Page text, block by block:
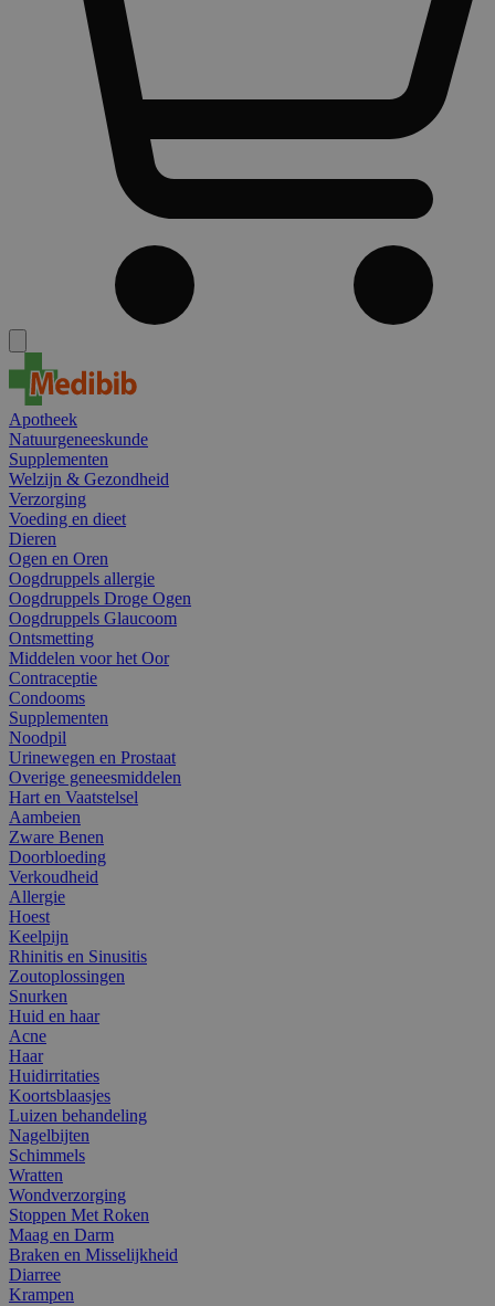
Apotheek
Natuurgeneeskunde
Supplementen
Welzijn & Gezondheid
Verzorging
Voeding en dieet
Dieren
Ogen en Oren
Oogdruppels allergie
Oogdruppels Droge Ogen
Oogdruppels Glaucoom
Ontsmetting
Middelen voor het Oor
Contraceptie
Condooms
Supplementen
Noodpil
Urinewegen en Prostaat
Overige geneesmiddelen
Hart en Vaatstelsel
Aambeien
Zware Benen
Doorbloeding
Verkoudheid
Allergie
Hoest
Keelpijn
Rhinitis en Sinusitis
Zoutoplossingen
Snurken
Huid en haar
Acne
Haar
Huidirritaties
Koortsblaasjes
Luizen behandeling
Nagelbijten
Schimmels
Wratten
Wondverzorging
Stoppen Met Roken
Maag en Darm
Braken en Misselijkheid
Diarree
Krampen